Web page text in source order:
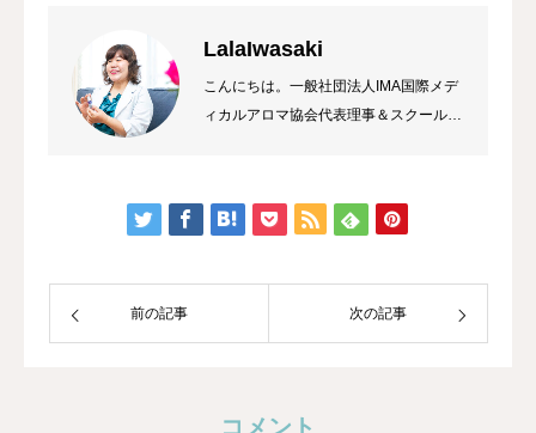
LalaIwasaki
こんにちは。一般社団法人IMA国際メデ
ィカルアロマ協会代表理事＆スクール校
トレーナーになり、HAWAIIのマナカー
ドのご縁でメディカルアロマに出会いま
前の記事 次の記事
コメント